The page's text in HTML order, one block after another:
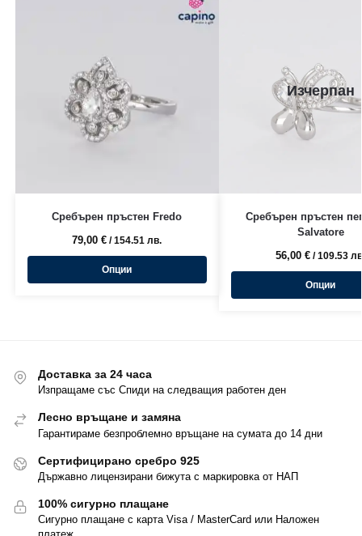
Сребърен пръстен Fredo
79,00€ / 154.51 лв.
Опции
Изчерпан
Сребърен пръстен
Salvatore
56,00€ / 109.53
Опции
Доставка за 24 часа
Изпращаме със Спиди на следващия работен ден
Лесно връщане и замяна
Гарантираме безпроблемно връщане на сумата до 14 дни
Сертифицирано сребро 925
Държавно лицензирани бижута с маркировка от НАП
100% сигурно плащане
Сигурно плащане с карта Visa / MasterCard или Наложен